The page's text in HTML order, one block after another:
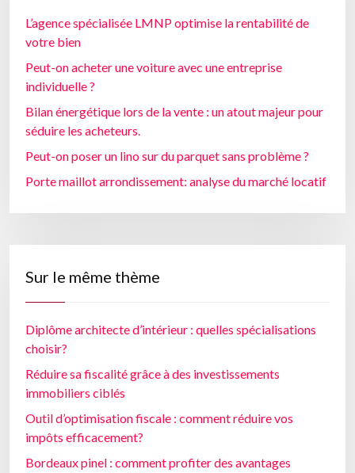
L’agence spécialisée LMNP optimise la rentabilité de
votre bien
Peut-on acheter une voiture avec une entreprise
individuelle ?
Bilan énergétique lors de la vente : un atout majeur pour
séduire les acheteurs.
Peut-on poser un lino sur du parquet sans problème ?
Porte maillot arrondissement: analyse du marché locatif
Sur le même thème
Diplôme architecte d’intérieur : quelles spécialisations
choisir?
Réduire sa fiscalité grâce à des investissements
immobiliers ciblés
Outil d’optimisation fiscale : comment réduire vos
impôts efficacement?
Bordeaux pinel : comment profiter des avantages